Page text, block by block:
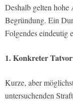
Deshalb gelten hohe
Begründung. Ein
Folgendes eindeutig
1. Konkreter
Kurze, aber
untersuchenden